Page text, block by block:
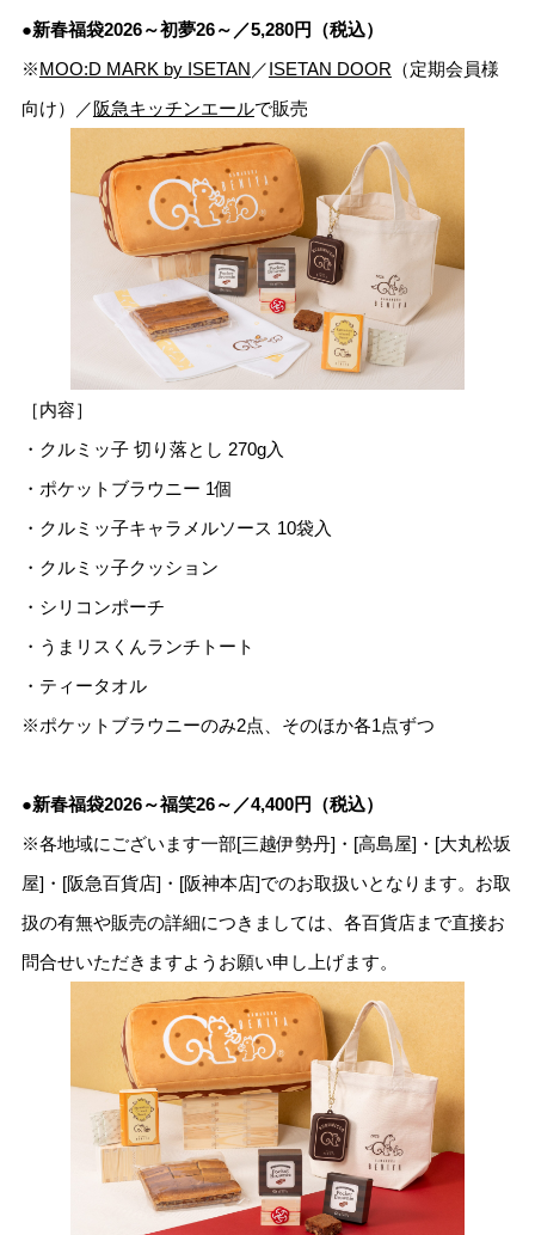
●新春福袋2026～初夢26～／5,280円（税込）
※MOO:D MARK by ISETAN ／ISETAN DOOR （定期会員様
向け）／阪急キッチンエールで販売
［内容］
・クルミッ子 切り落とし 270g入
・ポケットブラウニー 1個
・クルミッ子キャラメルソース 10袋入
・クルミッ子クッション
・シリコンポーチ
・うまリスくんランチトート
・ティータオル
※ポケットブラウニーのみ2点、そのほか各1点ずつ
●新春福袋2026～福笑26～／4,400円（税込）
※各地域にございます一部[三越伊勢丹]・[高島屋]・[大丸松坂
屋]・[阪急百貨店]・[阪神本店]でのお取扱いとなります。お取
扱の有無や販売の詳細につきましては、各百貨店まで直接お
問合せいただきますようお願い申し上げます。